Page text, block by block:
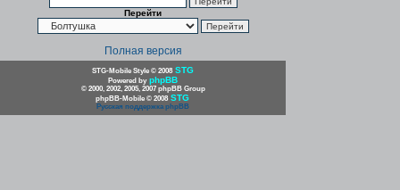
Перейти
Полная версия
STG-Mobile Style © 2008 STG
Powered by phpBB
© 2000, 2002, 2005, 2007 phpBB Group
phpBB-Mobile © 2008 STG
Русская поддержка phpBB